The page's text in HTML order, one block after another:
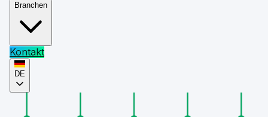
Branchen
Kontakt
DE